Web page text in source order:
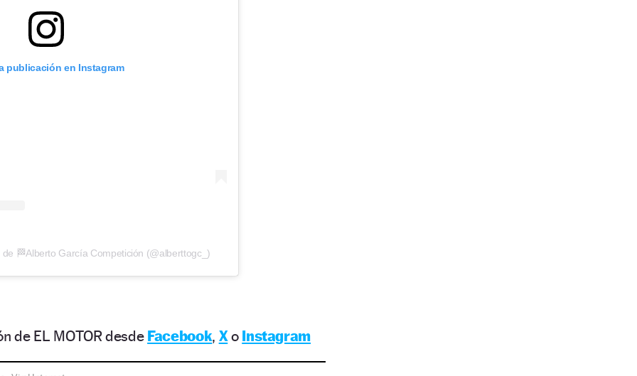
publicación en Instagram
🏁Alberto García Competición (@alberttogc_)
de EL MOTOR desde Facebook, Xo Instagram